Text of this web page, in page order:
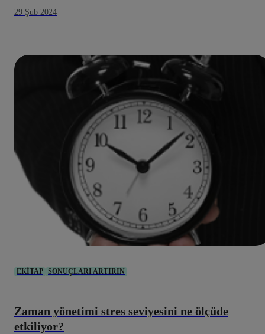
29 Şub 2024
EKITAP SONUÇLARI ARTIRIN
Zaman yönetimi stres seviyesini ne ölçüde
etkiliyor?